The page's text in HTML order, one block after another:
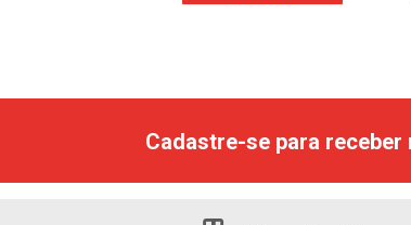
Cadastre-se para